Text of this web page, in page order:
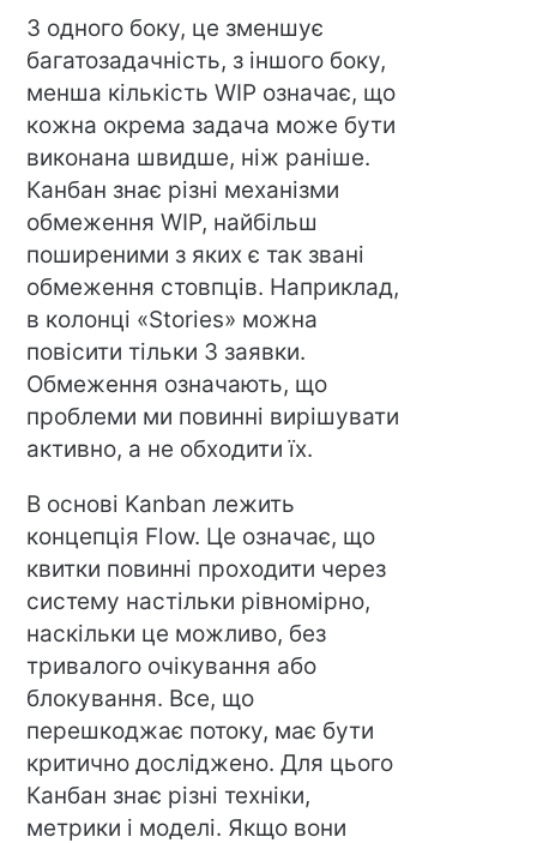
З одного боку, це зменшує
багатозадачність, з іншого боку,
менша кількість WIP означає, що
кожна окрема задача може бути
виконана швидше, ніж раніше.
Канбан знає різні механізми
обмеження WIP, найбільш
поширеними з яких є так звані
обмеження стовпців. Наприклад,
в колонці «Stories» можна
повісити тільки 3 заявки.
Обмеження означають, що
проблеми ми повинні вирішувати
активно, а не обходити їх.
В основі Kanban лежить
концепція Flow. Це означає, що
квитки повинні проходити через
систему настільки рівномірно,
наскільки це можливо, без
тривалого очікування або
блокування. Все, що
перешкоджає потоку, має бути
критично досліджено. Для цього
Канбан знає різні техніки,
метрики і моделі. Якщо вони